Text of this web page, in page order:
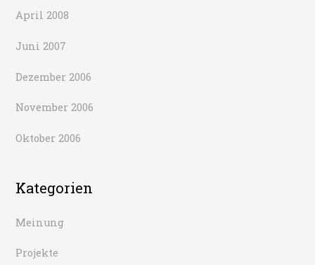
April 2008
Juni 2007
Dezember 2006
November 2006
Oktober 2006
Kategorien
Meinung
Projekte